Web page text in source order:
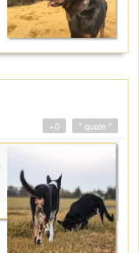
" quote "
+0